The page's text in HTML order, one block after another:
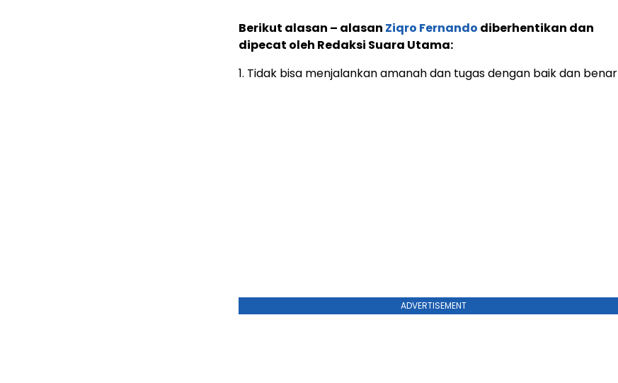
Berikut alasan – alasan Ziqro Fernando diberhentikan dan
dipecat oleh Redaksi Suara Utama:
1. Tidak bisa menjalankan amanah dan tugas dengan baik dan benar
ADVERTISEMENT